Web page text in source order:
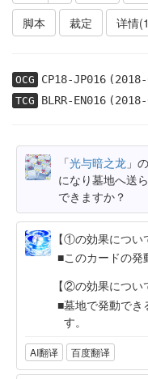
脚本
裁定 详情
OCG CP18-JP016
TCG BLRR-EN016
「光与暗之龙 」
になり墓地へ送
できますか？
【①の効果につい
このカードの発
【②の効果につい
墓地で発動でき
す。
AI翻译 百度翻译